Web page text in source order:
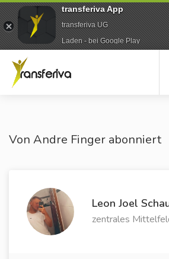
Von Andre Finger abonniert
Leon Joel
zentrales
transferiva App
transferiva UG
Laden - bei Google Play